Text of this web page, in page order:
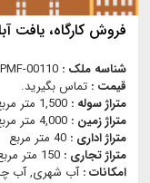
فروش كارگاه، يافت
شناسه ملک : PMF-00110
قیمت : تماس بگیرید.
متراژ سوله : 1,500 متر مربع
متراژ زمین : 4,000 متر مربع
متراژ اداری : 40 متر مربع
متراژ تجاری : 150 متر مربع
امکانات :آب شهری, آب